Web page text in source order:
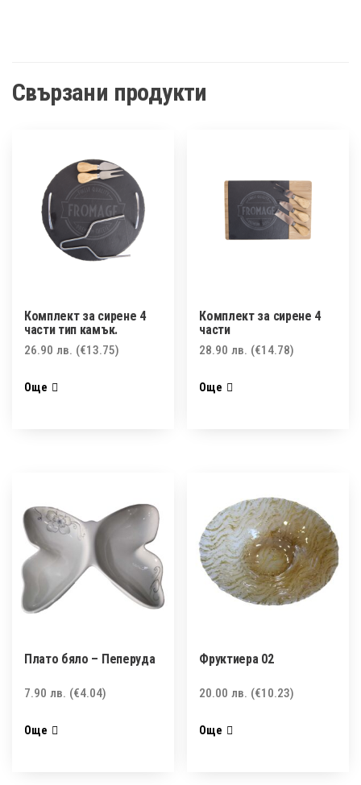
Свързани продукти
Комплект за сирене 4
части тип камък.
26.90 лв. (€13.75)
Още
Комплект за сирене 4
части
28.90лв. (€14.78)
Още
Плато бяло – Пеперуда
7.90 лв. (€4.04)
Още
Фруктиера 02
20.00лв. (€10.23)
Още